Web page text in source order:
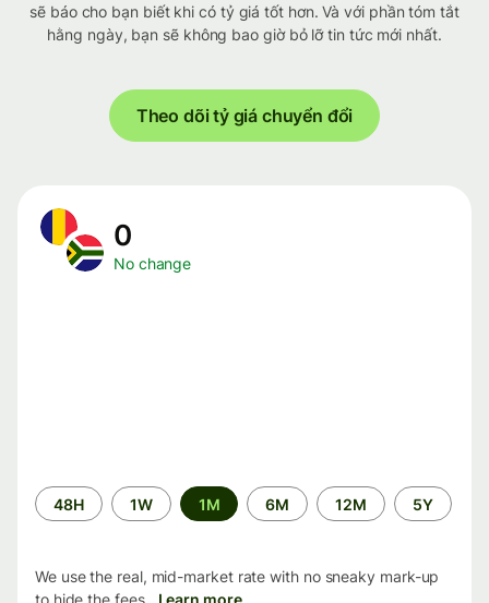
sẽ báo cho bạn biết khi có tỷ giá tốt hơn. Và với phần tóm tắt
hằng ngày, bạn sẽ không bao giờ bỏ lỡ tin tức mới nhất.
Theo dõi tỷ giá chuyển đổi
0
No change
Time
period
48H 1W 1M 6M 12M 5Y
We use the real, mid-market rate with no sneaky mark-up